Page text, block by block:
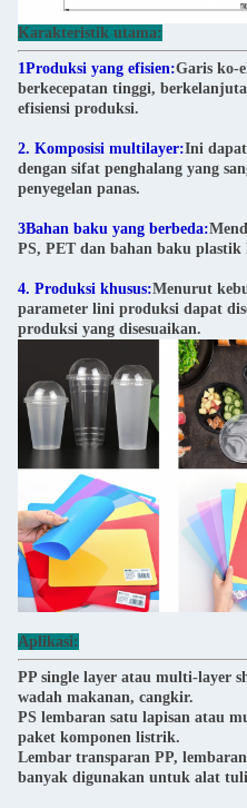
Karakteristik utama:
1Produksi yang efisien:Garis ko-
berkecepatan tinggi,
efisiensi produksi.
2. Komposisi multilayer:Ini
dengan sifat penghalang yang
penyegelan panas.
3Bahan baku yang berbeda:
PS, PET dan bahan baku plastik
4. Produksi khusus:Menurut
parameter lini produksi dapat
produksi yang disesuaikan.
Aplikasi:
PP single layer atau multi-layer
wadah makanan, cangkir.
PS lembaran satu lapisan atau
paket komponen listrik.
Lembar transparan PP,
banyak digunakan untuk alat